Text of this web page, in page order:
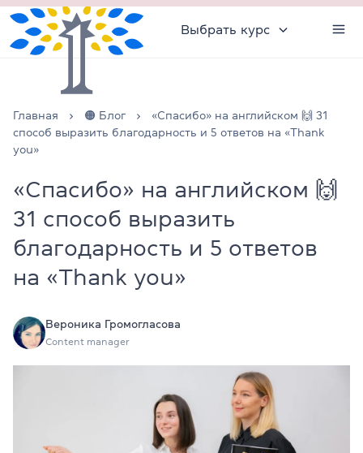
Выбрать курс
Главная 🟠 Блог
«Спасибо» на английском 🙌 31
способ выразить благодарность и 5 ответов на «Thank
you»
«Спасибо» на английском 🙌
31 способ выразить
благодарность и 5 ответов
на «Thank you»
Вероника Громогласова
Content manager